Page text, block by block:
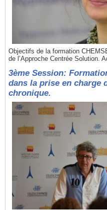
Objectifs de la formation
de l’Approche Centrée Solution.
3ème Session:
dans la prise en charge
chronique.